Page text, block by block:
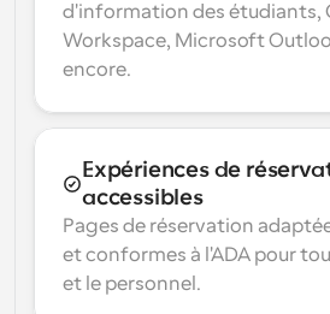
d'information des étudiants,
Workspace, Microsoft
encore.
Expériences de
accessibles
Pages de réservation
et conformes à l'ADA pour
et le personnel.